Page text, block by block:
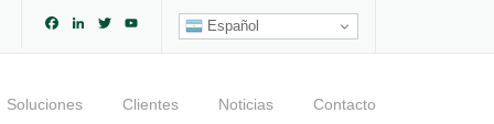
Español
Facebook
LinkedIn
TwitterYouTube
Channel
Soluciones Clientes Noticias Contacto